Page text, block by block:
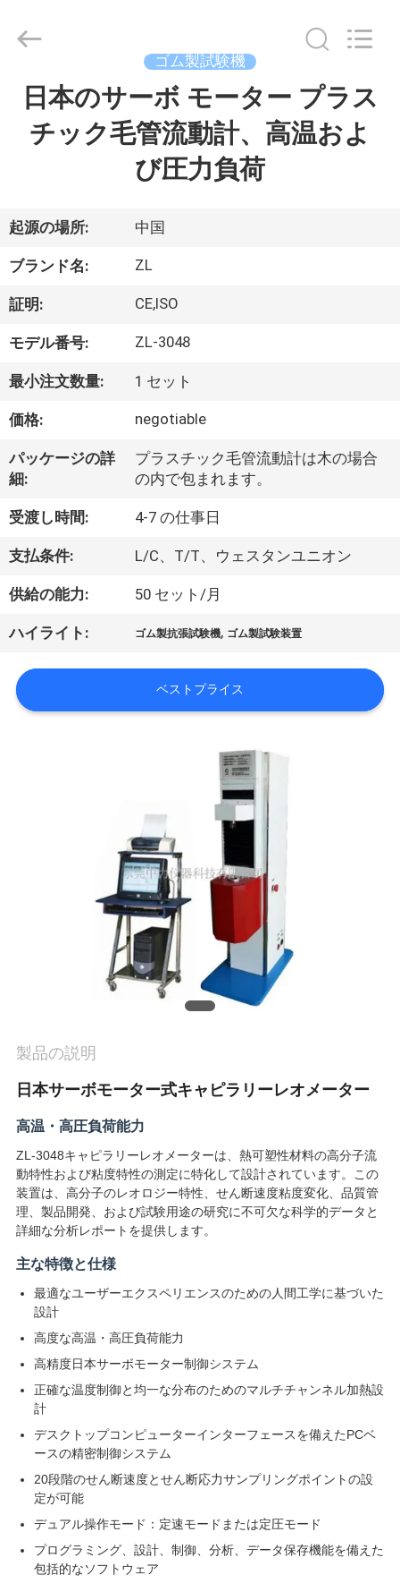
ダ
ク
ト
ビ
オ
に
つ
い
て
私
達
に
連
絡
し
な
さ
い
ニ
ス
Dongguan
Zhongli
Reserved.
ゴム製試験機
日本のサーボ モーター プラス
チック毛管流動計、高温およ
び圧力負荷
起源の場所: 中国
ブランド名: ZL
証明: CE,ISO
モデル番号: ZL-3048
最小注文数量: 1 セット
価格: negotiable
パッケージの詳
細:
プラスチック毛管流動計は木の場合
の内で包まれます。
受渡し時間: 4-7 の仕事日
支払条件: L/C、T/T、ウェスタンユニオン
供給の能力: 50 セット/月
ハイライト: ゴム製抗張試験機, ゴム製試験装置
ベストプライス
製品の説明
日本サーボモーター式キャピラリーレオメーター
高温・高圧負荷能力
ZL-3048キャピラリーレオメーターは、熱可塑性材料の高分子流
動特性および粘度特性の測定に特化して設計されています。この
装置は、高分子のレオロジー特性、せん断速度粘度変化、品質管
理、製品開発、および試験用途の研究に不可欠な科学的データと
詳細な分析レポートを提供します。
主な特徴と仕様
最適なユーザーエクスペリエンスのための人間工学に基づいた
設計
高度な高温・高圧負荷能力
高精度日本サーボモーター制御システム
正確な温度制御と均一な分布のためのマルチチャンネル加熱設
計
デスクトップコンピューターインターフェースを備えたPCベ
ースの精密制御システム
20段階のせん断速度とせん断応力サンプリングポイントの設
定が可能
デュアル操作モード：定速モードまたは定圧モード
プログラミング、設計、制御、分析、データ保存機能を備えた
包括的なソフトウェア